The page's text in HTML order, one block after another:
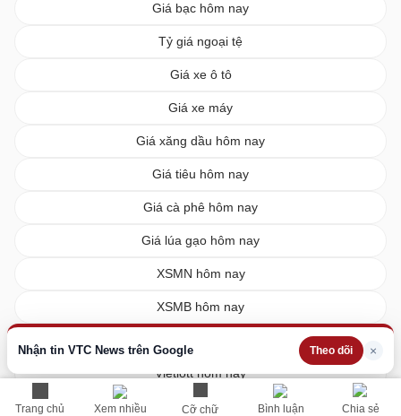
Trang chủ Xem nhiều Cỡ chữ Bình luận Chia sẻ
Nhận tin VTC News trên Google Theo dõi ×
Giá bạc hôm nay
Tỷ giá ngoại tệ
Giá xe ô tô
Giá xe máy
Giá xăng dầu hôm nay
Giá tiêu hôm nay
Giá cà phê hôm nay
Giá lúa gạo hôm nay
XSMN hôm nay
XSMB hôm nay
Vietlott hôm nay